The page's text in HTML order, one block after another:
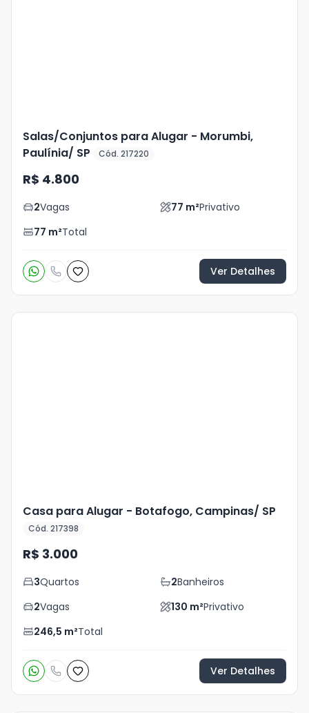
Salas/Conjuntos para Alugar - Morumbi,
Paulínia/ SP
Cód. 217220
R$ 4.800
2Vagas 77 m²Privativo
77 m²Total
Ver Detalhes
Casa para Alugar - Botafogo, Campinas/ SP
Cód. 217398
R$ 3.000
3Quartos 2Banheiros
2Vagas 130 m²Privativo
246,5 m²Total
Ver Detalhes